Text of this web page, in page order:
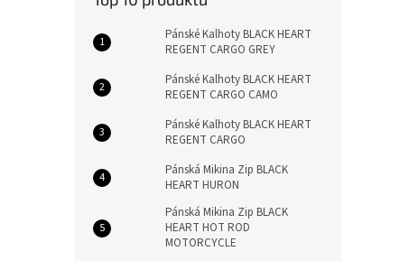
Pánské Kalhoty BLACK HEART
REGENT CARGO GREY
Pánské Kalhoty BLACK HEART
REGENT CARGO CAMO
Pánské Kalhoty BLACK HEART
REGENT CARGO
Pánská Mikina Zip BLACK
HEART HURON
Pánská Mikina Zip BLACK
HEART HOT ROD
MOTORCYCLE